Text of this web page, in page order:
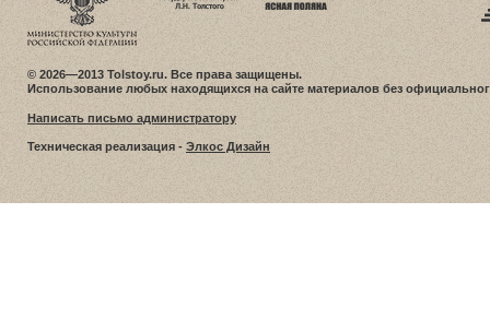
© 2026—2013 Tolstoy.ru. Все права защищены.
Использование любых находящихся на сайте материалов без
Написать письмо администратору
Техническая реализация - Элкос Дизайн